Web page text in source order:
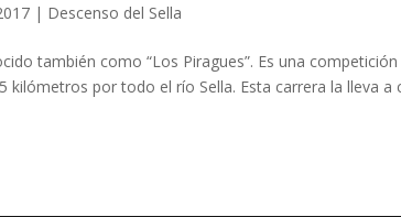
| Descenso del Sella
también como “Los Piragues”. Es una
kilómetros por todo el río Sella. Esta carrera la lleva a